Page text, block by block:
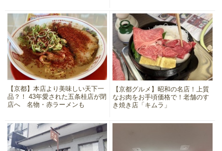
【京都】本店より美味しい天下一
品？！ 43年愛された五条桂店が閉
店へ 名物・赤ラーメンも
【京都グルメ】昭和の名店！上質
なお肉をお手頃価格で！老舗のす
き焼き店「キムラ」